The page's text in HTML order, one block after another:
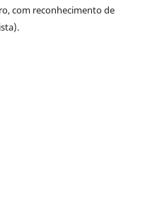
com reconhecimento de